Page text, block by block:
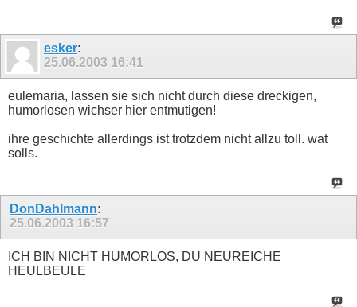
esker:
25.06.2003 16:41
eulemaria, lassen sie sich nicht durch diese dreckigen,
humorlosen wichser hier entmutigen!
ihre geschichte allerdings ist trotzdem nicht allzu toll. wat
solls.
DonDahlmann:
25.06.2003 16:57
ICH BIN NICHT HUMORLOS, DU NEUREICHE
HEULBEULE